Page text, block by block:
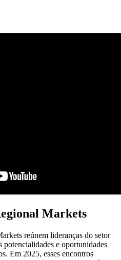
Markets
reúnem lideranças do setor
e oportunidades
Em 2025, esses encontros